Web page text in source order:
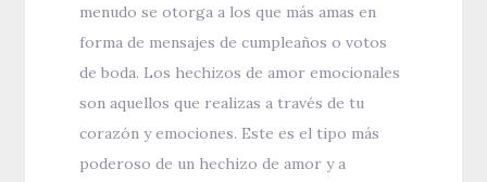
menudo se otorga a los que más amas en
forma de mensajes de cumpleaños o votos
de boda. Los hechizos de amor emocionales
son aquellos que realizas a través de tu
corazón y emociones. Este es el tipo más
poderoso de un hechizo de amor y a